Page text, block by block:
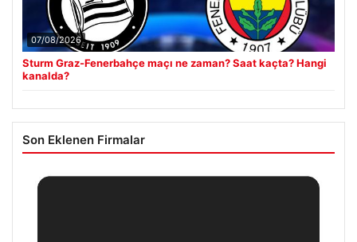
07/08/2026
Sturm Graz-Fenerbahçe maçı ne zaman? Saat kaçta? Hangi
kanalda?
Son Eklenen Firmalar